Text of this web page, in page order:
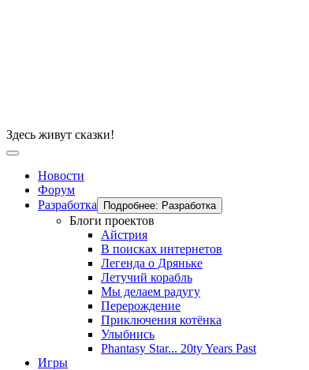
Здесь живут сказки!
Новости
Форум
Разработка
Подробнее: Разработка
Блоги проектов
Айстрия
В поисках интернетов
Легенда о Дряньке
Летучий корабль
Мы делаем радугу
Перерождение
Приключения котёнка
Улыбнись
Phantasy Star... 20ty Years Past
Игры